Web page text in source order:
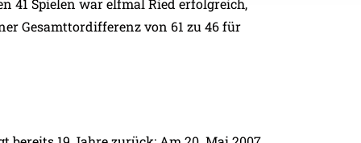
41 Spielen war elfmal Ried erfolgreich,
Gesamttordifferenz von 61 zu 46 für